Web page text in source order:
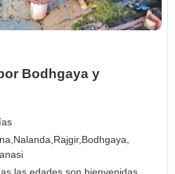
Bodhgaya y
Nalanda, Rajgir, Bodhgaya,